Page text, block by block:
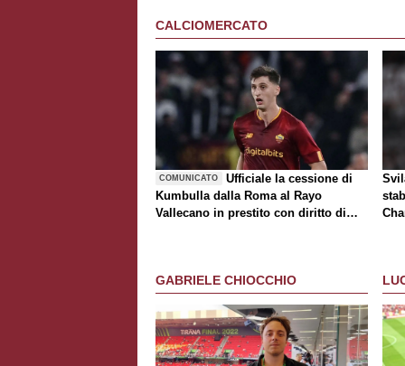
CALCIOMERCATO
COMUNICATO
Ufficiale la cessione di
Kumbulla dalla Roma al Rayo
Vallecano in prestito con diritto di
GABRIELE CHIOCCHIO